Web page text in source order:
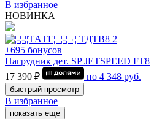
В избранное
НОВИНКА
+695 бонусов
Нагрудник дет. SP JETSPEED FT8
17 390 ₽
по 4 348 руб.
быстрый просмотр
В избранное
показать еще